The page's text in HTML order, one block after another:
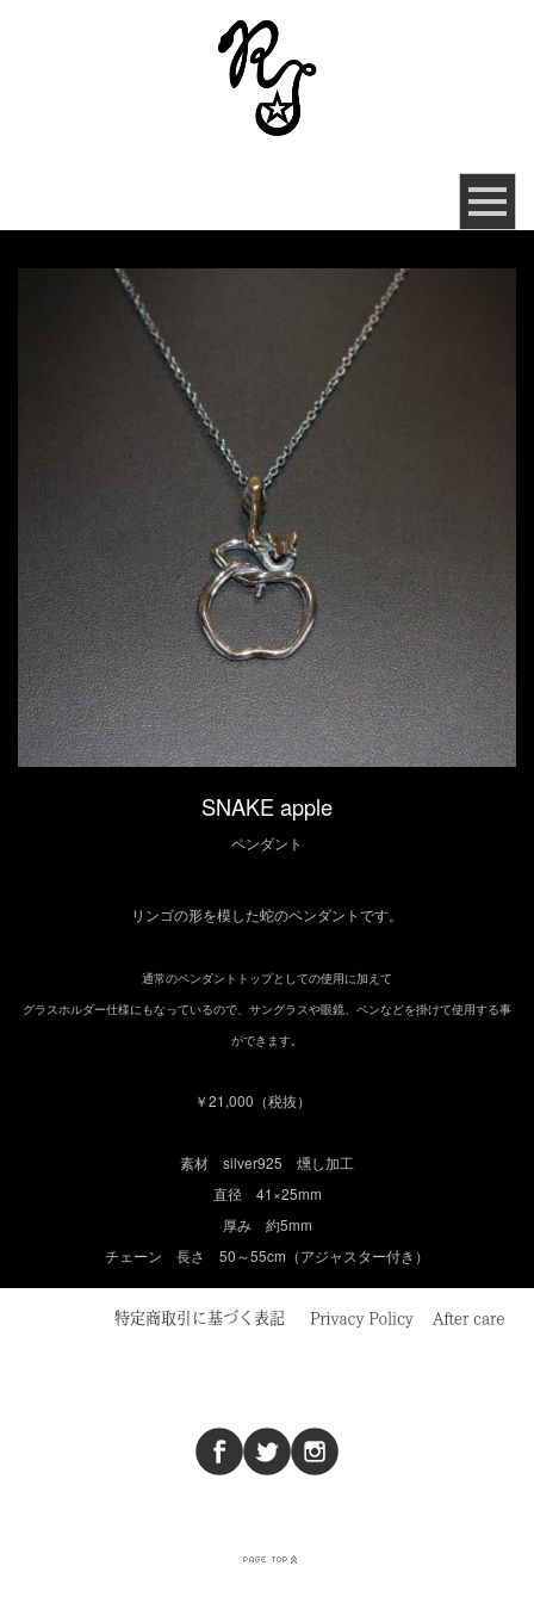
SNAKE apple
ペンダント
リンゴの形を模した蛇のペンダントです。
通常のペンダントトップとしての使用に加えて
グラスホルダー仕様にもなっているので、サングラスや眼鏡、ペンなどを掛けて使用する事
ができます。
￥21,000（税抜）
素材 silver925 燻し加工
直径 41×25mm
厚み 約5mm
チェーン 長さ 50～55cm（アジャスター付き）